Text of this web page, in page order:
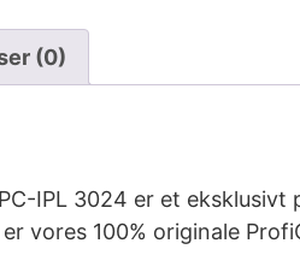
(0)
IPL 3024 er et
vores 100% originale